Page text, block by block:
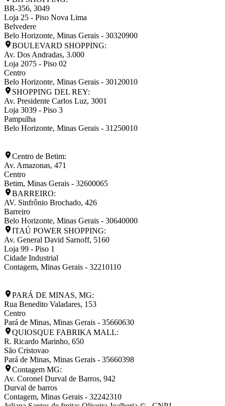
BR-356, 3049
Loja 25 - Piso Nova Lima
Belvedere
Belo Horizonte, Minas Gerais - 30320900
BOULEVARD SHOPPING:
Av. Dos Andradas, 3.000
Loja 2075 - Piso 02
Centro
Belo Horizonte, Minas Gerais - 30120010
SHOPPING DEL REY:
Av. Presidente Carlos Luz, 3001
Loja 3039 - Piso 3
Pampulha
Belo Horizonte, Minas Gerais - 31250010
Centro de Betim:
Av. Amazonas, 471
Centro
Betim, Minas Gerais - 32600065
BARREIRO:
AV. Sinfrônio Brochado, 426
Barreiro
Belo Horizonte, Minas Gerais - 30640000
ITAÚ POWER SHOPPING:
Av. General David Sarnoff, 5160
Loja 99 - Piso 1
Cidade Industrial
Contagem, Minas Gerais - 32210110
PARÁ DE MINAS, MG:
Rua Benedito Valadares, 153
Centro
Pará de Minas, Minas Gerais - 35660630
QUIOSQUE FABRIKA MALL:
R. Ricardo Marinho, 650
São Cristovao
Pará de Minas, Minas Gerais - 35660398
Contagem MG:
Av. Coronel Durval de Barros, 942
Durval de barros
Contagem, Minas Gerais - 32242310